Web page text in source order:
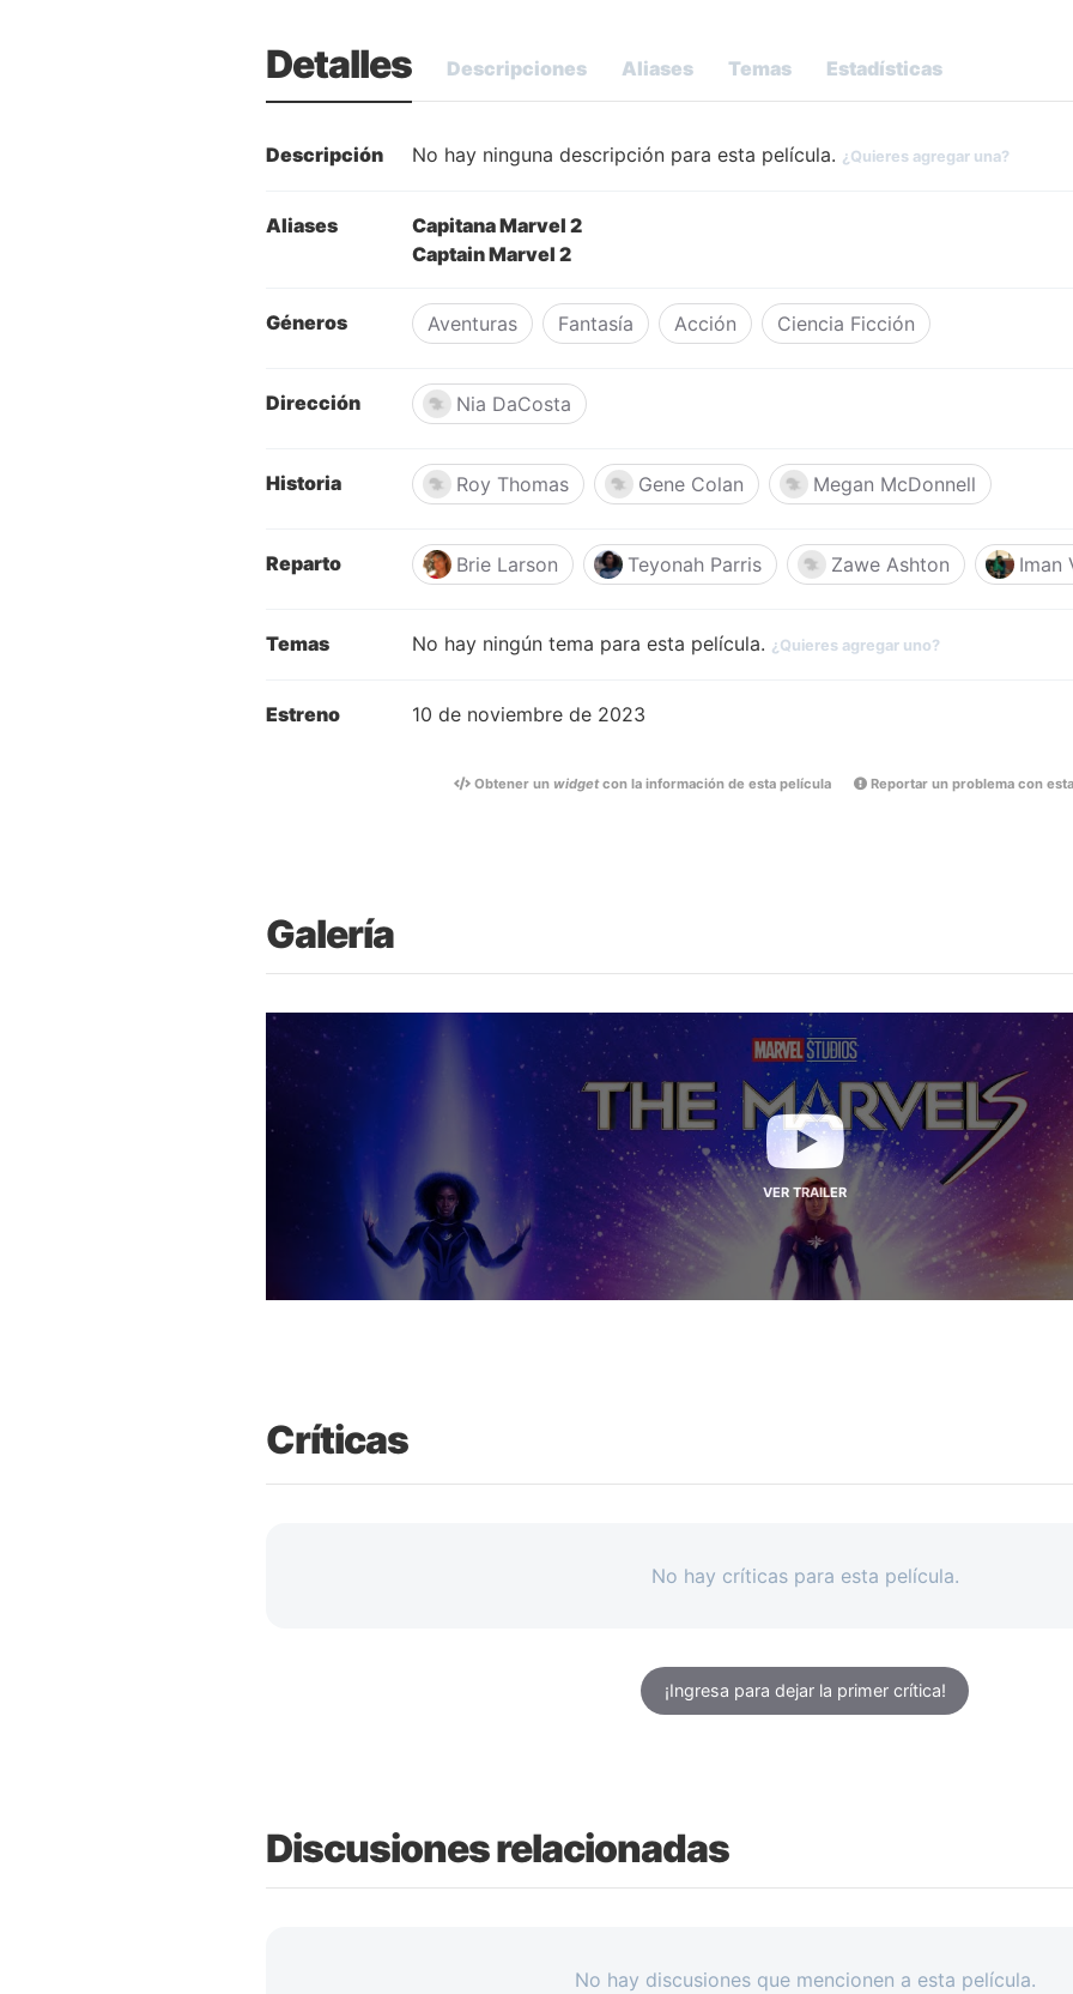
Detalles Descripciones Aliases Temas Estadísticas
Descripción No hay ninguna descripción para esta película. ¿Quieres agregar una?
Aliases
Capitana Marvel 2
Captain Marvel 2
Géneros Aventuras Fantasía Acción Ciencia Ficción
Dirección Nia DaCosta
Historia Roy Thomas Gene Colan Megan McDonnell
Reparto Brie Larson Teyonah Parris Zawe Ashton Iman
Temas No hay ningún tema para esta película. ¿Quieres agregar uno?
Estreno 10 de noviembre de 2023
Obtener un widgetcon la información de esta película Reportar un problema con
Galería
VER TRAILER
Críticas
No hay críticas para esta película.
¡Ingresa para dejar la primer crítica!
Discusiones relacionadas
No hay discusiones que mencionen a esta película.